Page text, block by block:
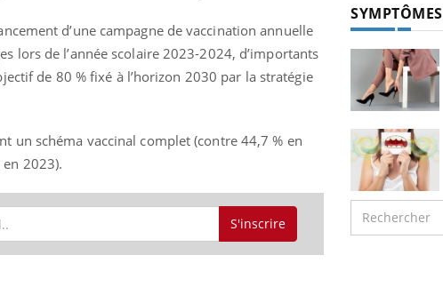
d’une campagne de vaccination annuelle
lors de l’année scolaire 2023-2024, d’importants
de 80 % fixé à l’horizon 2030 par la stratégie
un schéma vaccinal complet (contre 44,7 % en
2023).
S'inscrire
SYMPTÔMES